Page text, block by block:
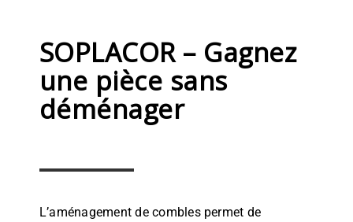
SOPLACOR – Gagnez
une pièce sans
déménager
L’aménagement de combles permet de